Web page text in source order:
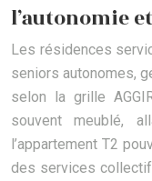
l’autonomie
Les résidences
seniors autonomes,
selon la grille
souvent meublé,
l’appartement T2
des services